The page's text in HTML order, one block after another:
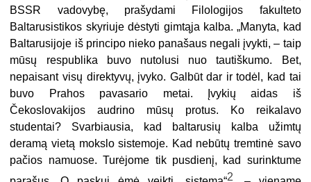
BSSR vadovybę, prašydami Filologijos fakulteto
Baltarusistikos skyriuje dėstyti gimtąja kalba. „Manyta, kad
Baltarusijoje iš principo nieko panašaus negali įvykti, – taip
mūsų respublika buvo nutolusi nuo tautiškumo. Bet,
nepaisant visų direktyvų, įvyko. Galbūt dar ir todėl, kad tai
buvo Prahos pavasario metai. Įvykių aidas iš
Čekoslovakijos audrino mūsų protus. Ko reikalavo
studentai? Svarbiausia, kad baltarusių kalba užimtų
deramą vietą mokslo sistemoje. Kad nebūtų tremtinė savo
pačios namuose. Turėjome tik pusdienį, kad surinktume
2